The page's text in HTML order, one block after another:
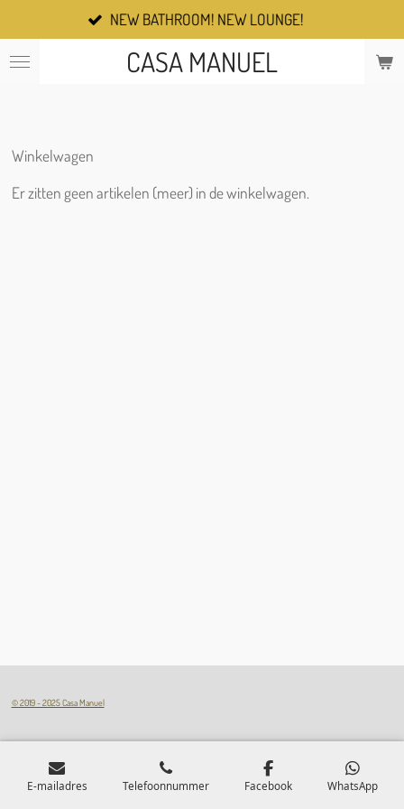
direct
naar
CASA MANUEL
NEW BATHROOM! NEW LOUNGE!
Winkelwagen
Er zitten geen artikelen (meer) in de winkelwagen.
© 2019 - 2025 Casa Manuel
E-mailadres Telefoonnummer Facebook WhatsApp